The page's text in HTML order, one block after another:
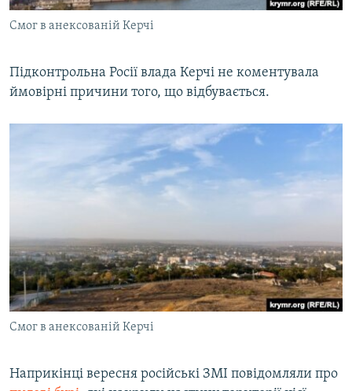
Смог в анексованій Керчі
Підконтрольна Росії влада Керчі не коментувала
ймовірні причини того, що відбувається.
Смог в анексованій Керчі
Наприкінці вересня російські ЗМІ повідомляли про